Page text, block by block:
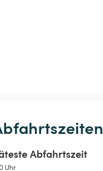
Abfahrtszeit
Uhr